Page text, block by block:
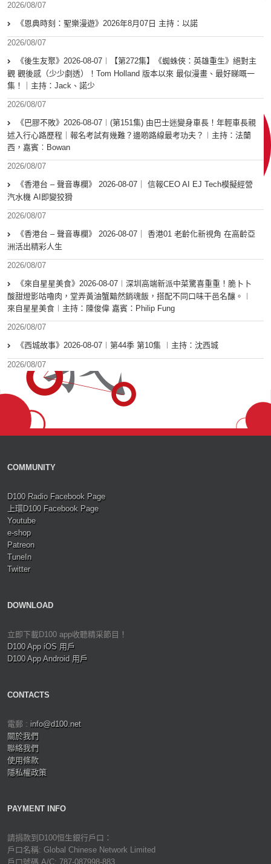
2026/08/07
《恩典時刻：聖樂漫遊》2026年8月07日 主持：以諾
2026/08/07
《後生友聚》2026-08-07︱【第272集】《蜘蛛俠：英雄重生》絕對主
觀 觀後感（少少劇透）！Tom Holland 版本以來 最似漫畫、最好睇嘅一
集！｜主持：Jack、諾少
2026/08/07
《巴膠不敗》2026-08-07︱(第151集) 由巴士迷變身車長！年輕車長親
述入行心路歷程｜報名考試有幾難？邊啲路線最考功夫？︱主持：法蘭
西，嘉賓︰Bowan
2026/08/07
《香港台 – 聲音專欄》 2026-08-07｜ 信報CEO AI EJ Tech模擬經營
汽水機 AI即變狡猾
2026/08/07
《香港台 – 聲音專欄》 2026-08-07｜ 香港01 老齡化新視角 在高齡亞
洲活出精彩人生
2026/08/07
《來自星星美食》2026-08-07︱深圳高端新派中菜驚喜重重！脆卜卜
酸甜燈影咕嚕肉，堂弄黃油蟹黯然銷魂飯，搭配不同口味干邑名釀。︱
來自星星美食︱主持：陳俊偉 嘉賓：Philip Fung
2026/08/07
《西城故事》2026-08-07︱第44季 第10集 ︱主持：沈西城
2026/08/07
COMMUNITY
D100 Radio Facebook Page
上環D100 Facebook Page
Youtube
e-shop
Patreon
TuneIn
Twitter
DOWNLOAD
立即下載D100 app收聽精采節目！
D100 App iOS 用戶
D100 App Android 用戶
CONTACTS
電郵 : info@d100.net
關於我們
聯絡我們
使用條款
隱私權政策
PAYMENT INFO
請捐款到D100恒生銀行戶口：
戶口名稱: Global Chinese Network Limited
戶口號碼 A/C: 787-087998-883